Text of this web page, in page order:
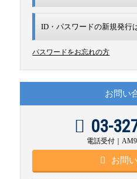
ID・パスワードの新規発行
パスワードをお忘れの方
お問い
03-
電話受付｜
お問